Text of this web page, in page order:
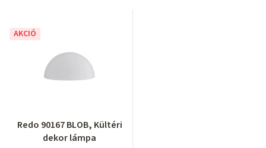
AKCIÓ
Redo 90167 BLOB, Kültéri
dekor lámpa